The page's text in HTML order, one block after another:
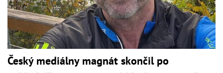
Český mediálny magnát skončil po